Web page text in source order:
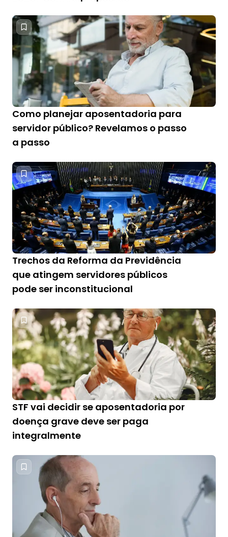
Como planejar aposentadoria para
servidor público? Revelamos o passo
a passo
Trechos da Reforma da Previdência
que atingem servidores públicos
pode ser inconstitucional
STF vai decidir se aposentadoria por
doença grave deve ser paga
integralmente